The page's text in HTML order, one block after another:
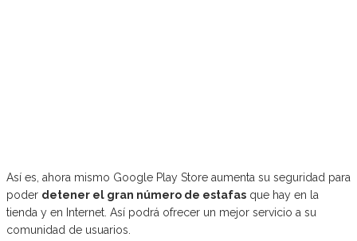
Así es, ahora mismo Google Play Store aumenta su seguridad para
poder detener el gran número de estafas que hay en la
tienda y en Internet. Así podrá ofrecer un mejor servicio a su
comunidad de usuarios.